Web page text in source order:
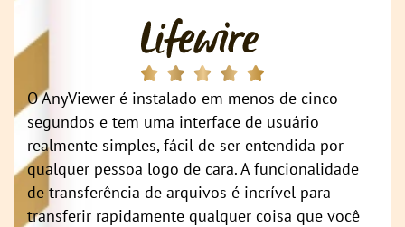
O AnyViewer é instalado em menos de cinco
segundos e tem uma interface de usuário
realmente simples, fácil de ser entendida por
qualquer pessoa logo de cara. A funcionalidade
de transferência de arquivos é incrível para
transferir rapidamente qualquer coisa que você